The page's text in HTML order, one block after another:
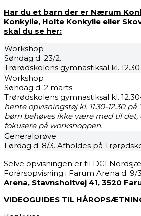
Har du et barn der er Nærum
Konkylie, Holte Konkylie eller
skal du se her:
Workshop
Søndag d. 23/2.
Trørødskolens gymnastiksal kl.
Workshop
Søndag d. 2 marts.
Trørødskolens gymnastiksal kl.
hente opvisningstøj kl. 11.30-12.30
børn behøves ikke være med til det,
fokusere på workshoppen.
Generalprøve
Lørdag d. 8/3. Afholdes på
Selve opvisningen er til DGI
Forårsopvisning i Farum Arena d. 9/
Arena, Stavnsholtvej 41, 3520
VIDEOGUIDES TIL